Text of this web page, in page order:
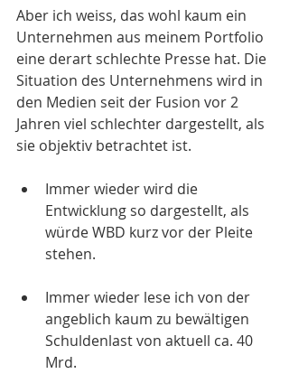
Aber ich weiss, das wohl kaum ein
Unternehmen aus meinem Portfolio
eine derart schlechte Presse hat. Die
Situation des Unternehmens wird in
den Medien seit der Fusion vor 2
Jahren viel schlechter dargestellt, als
sie objektiv betrachtet ist.
Immer wieder wird die
Entwicklung so dargestellt, als
würde WBD kurz vor der Pleite
stehen.
Immer wieder lese ich von der
angeblich kaum zu bewältigen
Schuldenlast von aktuell ca. 40
Mrd.